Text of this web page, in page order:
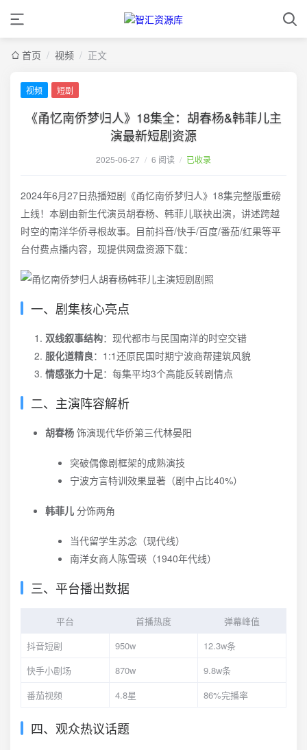
首页 / 视频 / 正文
视频 短剧
《甬忆南侨梦归人》18集全：胡春杨&韩菲儿主
演最新短剧资源
2025-06-27 / 6 阅读 / 已收录
2024年6月27日热播短剧《甬忆南侨梦归人》18集完整版重磅
上线！本剧由新生代演员胡春杨、韩菲儿联袂出演，讲述跨越
时空的南洋华侨寻根故事。目前抖音/快手/百度/番茄/红果等平
台付费点播内容，现提供网盘资源下载：
一、剧集核心亮点
双线叙事结构：现代都市与民国南洋的时空交错
服化道精良：1:1还原民国时期宁波商帮建筑风貌
情感张力十足：每集平均3个高能反转剧情点
二、主演阵容解析
胡春杨 饰演现代华侨第三代林晏阳
突破偶像剧框架的成熟演技
宁波方言特训效果显著（剧中占比40%）
韩菲儿 分饰两角
当代留学生苏念（现代线）
南洋女商人陈雪瑛（1940年代线）
三、平台播出数据
平台 首播热度
弹幕峰值
抖音短剧
950w
12.3w条
快手小剧场
870w
9.8w条
番茄视频
4.8星 86%完播率
四、观众热议话题